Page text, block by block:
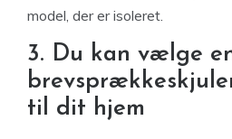
model, der er isoleret.
3. Du kan vælge
til dit hjem